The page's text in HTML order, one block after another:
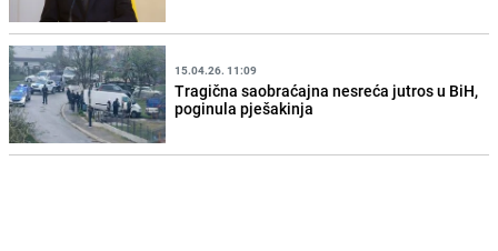
15.04.26. 11:09
Tragična saobraćajna nesreća jutros u BiH,
poginula pješakinja